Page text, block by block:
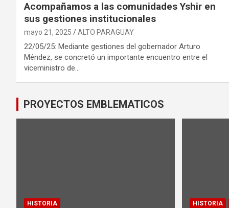
Acompañamos a las comunidades Yshir en
sus gestiones institucionales
mayo 21, 2025 ALTO PARAGUAY
22/05/25: Mediante gestiones del gobernador Arturo
Méndez, se concretó un importante encuentro entre el
viceministro de…
PROYECTOS EMBLEMATICOS
HISTORIA HISTORIA